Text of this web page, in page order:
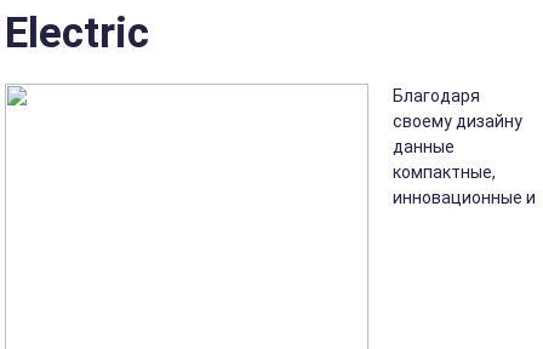
Electric
Благодаря
своему дизайну
данные
компактные,
инновационные и